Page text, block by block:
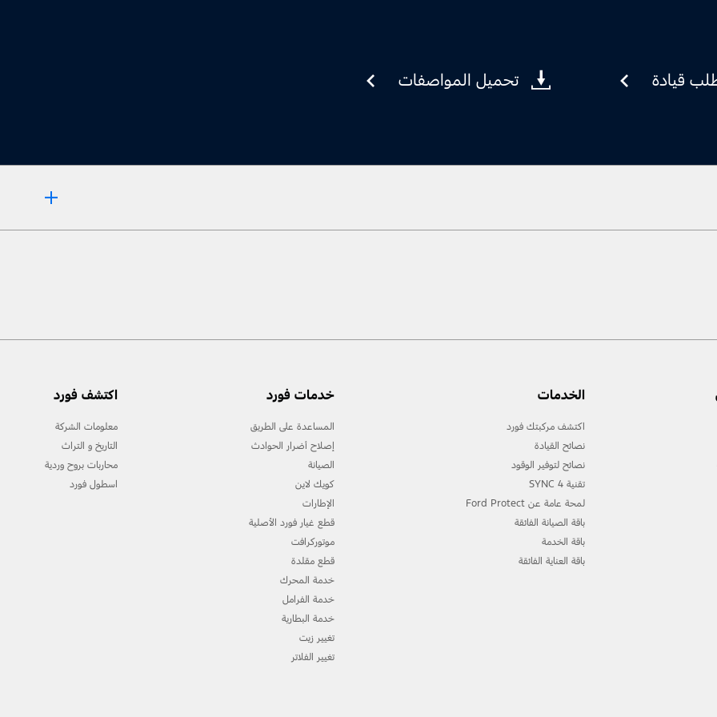
قيادة تحميل المواصفات
الخدمات
اكتشف مركبتك فورد
نصائح القيادة
نصائح لتوفير الوقود
تقنية 4 SYNC
لمحة عامة عن Ford Protect
باقة الصيانة الفائقة
باقة الخدمة
باقة العناية الفائقة
خدمات فورد
المساعدة على الطريق
إصلاح أضرار الحوادث
الصيانة
كويك لاين
الإطارات
قطع غيار فورد الأصلية
موتوركرافت
قطع مقلدة
خدمة المحرك
خدمة الفرامل
خدمة البطارية
تغيير زيت
تغيير الفلاتر
اكتشف فورد
معلومات الشركة
التاريخ و التراث
محاربات بروح وردية
اسطول فورد